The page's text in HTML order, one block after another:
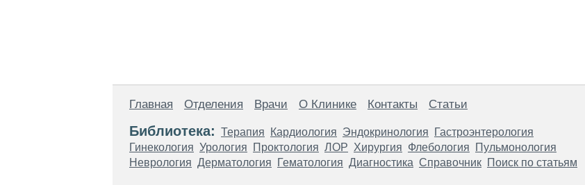
Главная Отделения Врачи О Клинике Контакты Статьи
Библиотека: Терапия Кардиология Эндокринология
Гастроэнтерология
Гинекология Урология Проктология ЛОР Хирургия Флебология
Пульмонология
Неврология Дерматология Гематология Диагностика Справочник Поиск по статьям